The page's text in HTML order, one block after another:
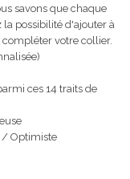
savons que chaque
possibilité d'ajouter à
votre collier.
ces 14 traits de
/ Optimiste